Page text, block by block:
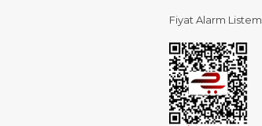
Fiyat Alarm Listem